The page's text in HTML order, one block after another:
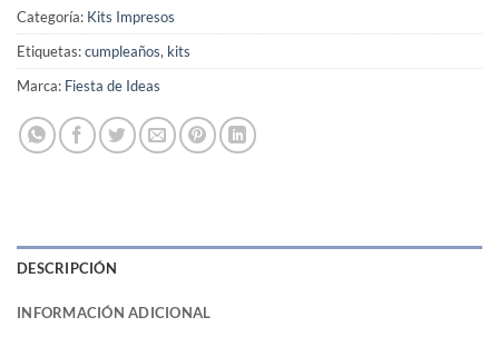
Categoría: Kits Impresos
Etiquetas:cumpleaños, kits
Marca: Fiesta de Ideas
DESCRIPCIÓN
INFORMACIÓN ADICIONAL